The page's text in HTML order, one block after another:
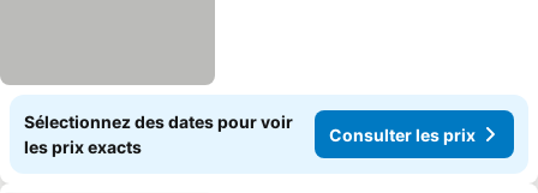
Sélectionnez des dates pour voir
les prix exacts
Consulter les prix